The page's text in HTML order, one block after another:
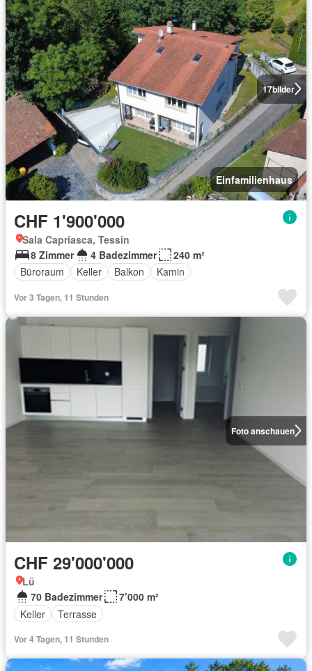
17bilder
Einfamilienhaus
CHF 1'900'000
Sala Capriasca, Tessin
8 Zimmer
4 Badezimmer
240 m²
Büroraum
Keller Balkon Kamin
Vor 3 Tagen, 11 Stunden
Foto anschauen
CHF 29'000'000
Lü
70 Badezimmer
7’000 m²
Keller
Terrasse
Vor 4 Tagen, 11 Stunden